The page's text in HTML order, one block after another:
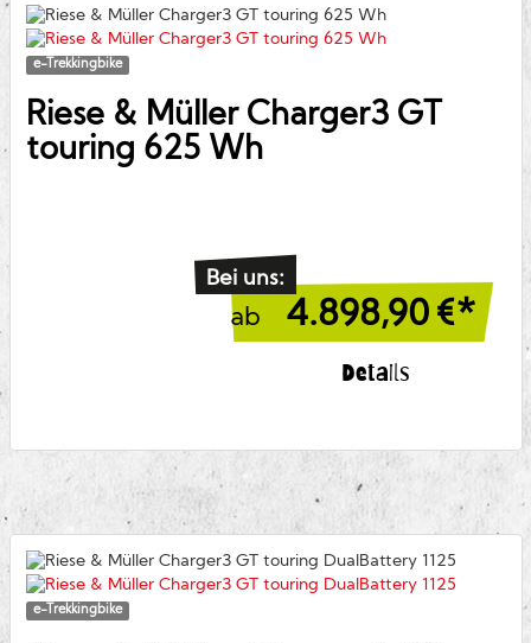
e-Trekkingbike
Riese & MüllerCharger3 GT
touring 625 Wh
Bei uns:
ab 4.898,90 €*
Details
e-Trekkingbike